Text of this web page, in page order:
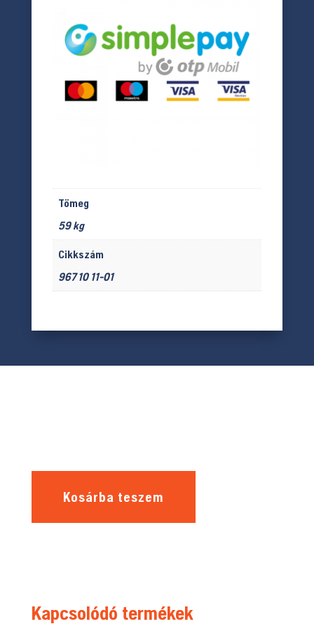
Tömeg
59 kg
Cikkszám
967 10 11-01
Kosárba teszem
Kapcsolódó termékek